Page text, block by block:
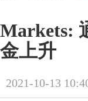
Markets:
金上升
2021-10-13